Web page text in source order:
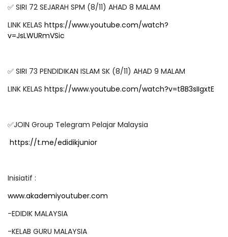
✅ SIRI 72 SEJARAH SPM (8/11) AHAD 8 MALAM
LINK KELAS https://www.youtube.com/watch?
v=JsLWURmVSic
✅ SIRI 73 PENDIDIKAN ISLAM SK (8/11) AHAD 9 MALAM
LINK KELAS https://www.youtube.com/watch?v=t8B3sIIgxtE
✅JOIN Group Telegram Pelajar Malaysia
https://t.me/edidikjunior
Inisiatif :
www.akademiyoutuber.com
-EDIDIK MALAYSIA
-KELAB GURU MALAYSIA